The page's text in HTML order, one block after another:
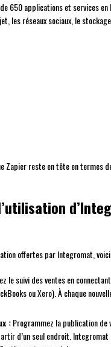
650 applications et services
les réseaux sociaux, le
reste en tête en termes
offertes par Integromat,
le suivi des ventes en
ou Xero). À chaque
:Programmez la publication de
d’un seul endroit.